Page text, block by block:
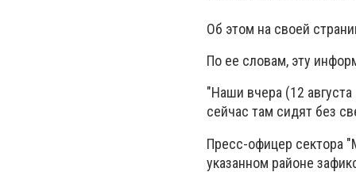
Об этом на своей
По ее словам, эту
"Наши вчера (12
сейчас там сидят без
Пресс-офицер сектора
указанном районе